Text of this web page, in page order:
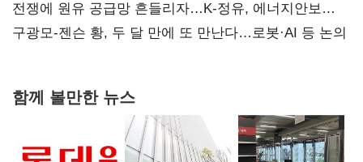
때리기
전쟁에 원유 공급망 흔들리자…K-정유, 에너지안보
핵심으로 재부상
구광모-젠슨 황, 두 달 만에 또 만난다…로봇·AI 등 논의
함께 볼만한 뉴스